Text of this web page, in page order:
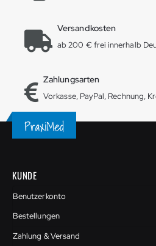
Versandkosten
ab 200 € frei innerhalb
Zahlungsarten
Vorkasse, PayPal, Rechnung,
KUNDE
Benutzerkonto
Bestellungen
Zahlung & Versand